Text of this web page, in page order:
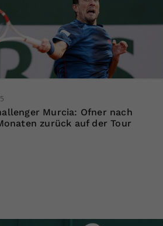
Murcia: Ofner nach
zurück auf der Tour